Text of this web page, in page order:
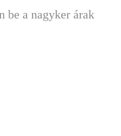
be a nagyker árak